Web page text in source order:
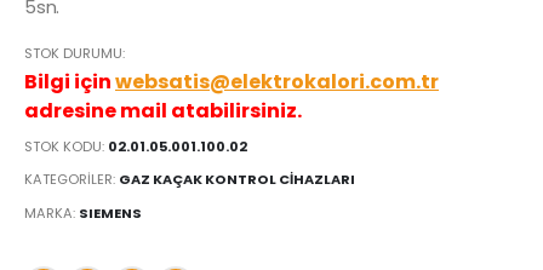
5sn.
STOK DURUMU:
Bilgi içinwebsatis@elektrokalori.com.tr
adresine mail atabilirsiniz.
STOK KODU: 02.01.05.001.100.02
KATEGORILER: GAZ KAÇAK KONTROL CİHAZLARI
MARKA: SIEMENS